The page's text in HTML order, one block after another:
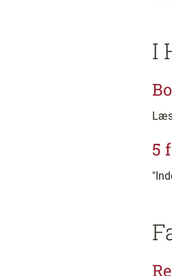
I
5